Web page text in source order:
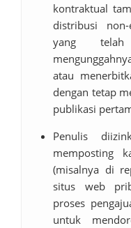
kontraktual
distribusi
yang telah
atau
dengan tetap
publikasi
Penulis
memposting
(misalnya di
situs web
proses
untuk